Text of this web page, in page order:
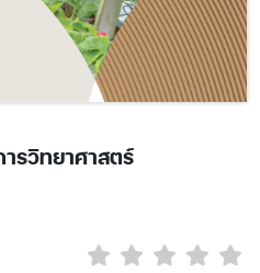
รวิทยาศาสตร์